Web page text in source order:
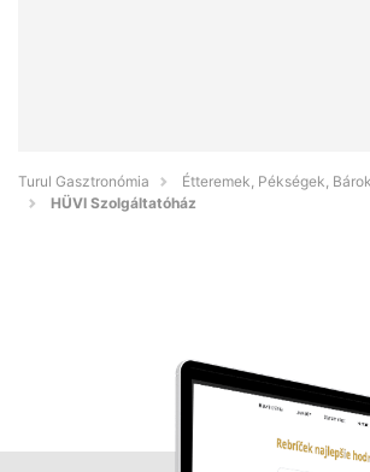
Turul Gasztronómia
Étteremek, Pékségek,
HÜVI Szolgáltatóház